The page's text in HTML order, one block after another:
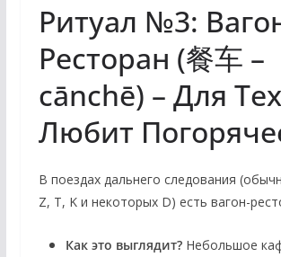
Ритуал №3:
Ресторан (餐车 –
cānchē) – Для
Любит
В поездах дальнего следования
Z, T, K и некоторых D) есть вагон-
Как это выглядит?Небольшое